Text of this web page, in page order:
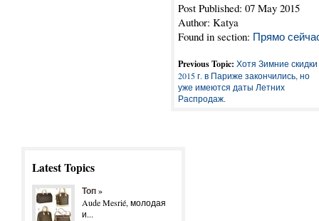
Post Published: 07 May 2015
Author: Katya
Found in section: Прямо
Previous Topic: Хотя Зимние скидки
2015 г. в Париже закончились, но
уже имеются даты Летних
Распродаж.
Latest Topics
Топ »
Aude Mesrié, молодая
и...